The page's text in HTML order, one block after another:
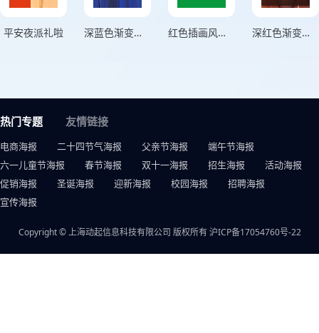
平安夜派礼啦 深蓝色渐变插画风格等雪花等圣诞老人等更好的我们横板平安夜海报 红色插画风格圣诞狂欢圣诞快乐平安喜乐竖版圣诞节海报 深红色渐变卡通风格平安顺意圣诞快乐竖版圣诞节海报
热门专题 友情链接
电商海报 二十四节气海报 父亲节海报
端午节海报
六一儿童节海报
春节海报 双十一海报 招生海报
活动海报
促销海报
圣诞海报 迎新海报 校园海报
招聘海报
宣传海报
Copyright © 上海动起信息科技有限公司 版权所有沪ICP备17054760号-22